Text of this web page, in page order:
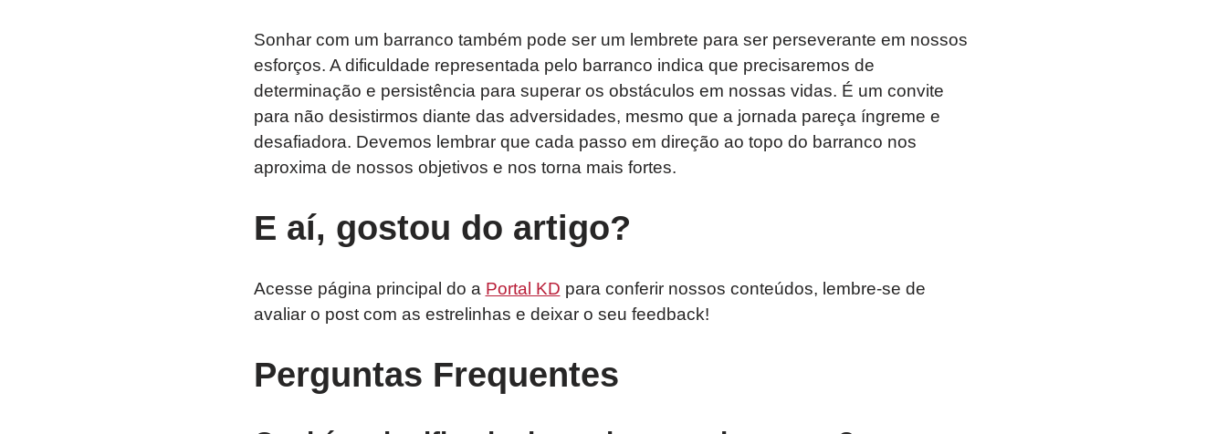
Sonhar com um barranco também pode ser um lembrete para ser perseverante em nossos
esforços. A dificuldade representada pelo barranco indica que precisaremos de
determinação e persistência para superar os obstáculos em nossas vidas. É um convite
para não desistirmos diante das adversidades, mesmo que a jornada pareça íngreme e
desafiadora. Devemos lembrar que cada passo em direção ao topo do barranco nos
aproxima de nossos objetivos e nos torna mais fortes.
E aí, gostou do artigo?
Acesse página principal do a Portal KD para conferir nossos conteúdos, lembre-se de
avaliar o post com as estrelinhas e deixar o seu feedback!
Perguntas Frequentes